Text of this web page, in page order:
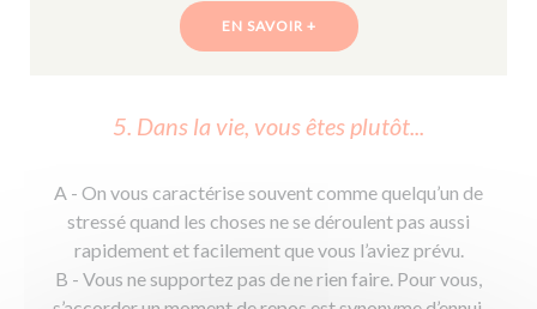
EN SAVOIR +
5. Dans la vie, vous êtes plutôt...
A - On vous caractérise souvent comme quelqu’un de
stressé quand les choses ne se déroulent pas aussi
rapidement et facilement que vous l’aviez prévu.
B - Vous ne supportez pas de ne rien faire. Pour vous,